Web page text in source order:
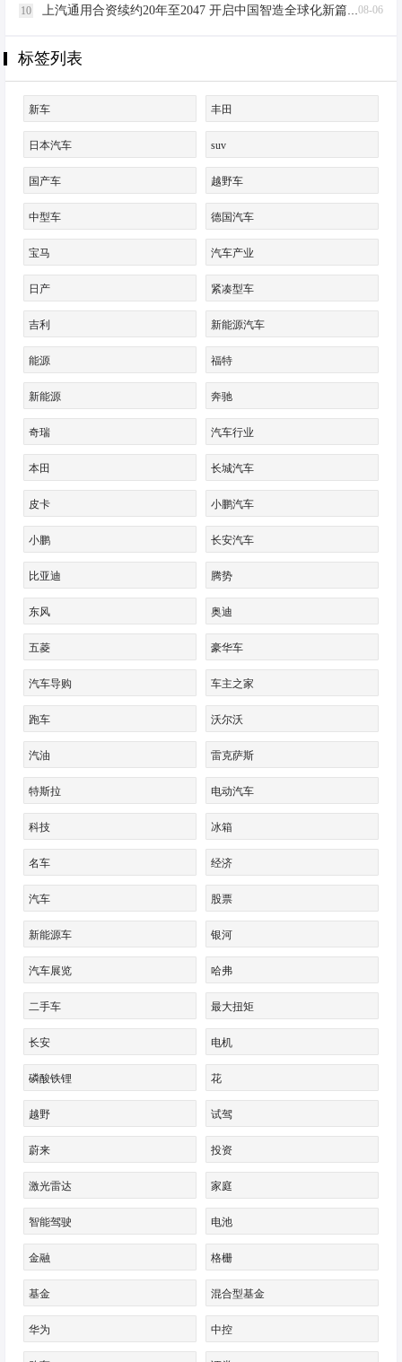
08-06
10 上汽通用合资续约20年至2047 开启中国智造全球化新篇章
标签列表
新车 丰田
日本汽车 suv
国产车 越野车
中型车 德国汽车
宝马 汽车产业
日产 紧凑型车
吉利 新能源汽车
能源 福特
新能源 奔驰
奇瑞 汽车行业
本田 长城汽车
皮卡 小鹏汽车
小鹏 长安汽车
比亚迪 腾势
东风 奥迪
五菱 豪华车
汽车导购 车主之家
跑车 沃尔沃
汽油 雷克萨斯
特斯拉 电动汽车
科技 冰箱
名车 经济
汽车 股票
新能源车 银河
汽车展览 哈弗
二手车 最大扭矩
长安 电机
磷酸铁锂 花
越野 试驾
蔚来 投资
激光雷达 家庭
智能驾驶 电池
金融 格栅
基金 混合型基金
华为 中控